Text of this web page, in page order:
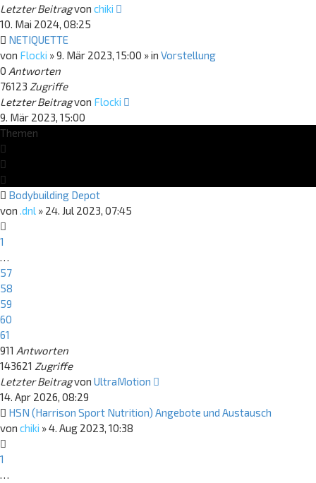
Letzter Beitragvon chiki
10. Mai 2024, 08:25
NETIQUETTE
von Flocki »9. Mär 2023, 15:00 » in Vorstellung
0 Antworten
76123 Zugriffe
Letzter Beitragvon Flocki
9. Mär 2023, 15:00
Themen
Bodybuilding Depot
von .dnl » 24. Jul 2023, 07:45
1
…
57
58
59
60
61
911 Antworten
143621 Zugriffe
Letzter Beitragvon UltraMotion
14. Apr 2026, 08:29
HSN (Harrison Sport Nutrition) Angebote und Austausch
von chiki »4. Aug 2023, 10:38
1
…